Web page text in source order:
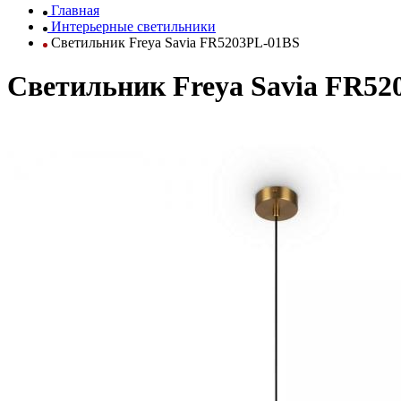
Главная
Интерьерные светильники
Светильник Freya Savia FR5203PL-01BS
Светильник Freya Savia